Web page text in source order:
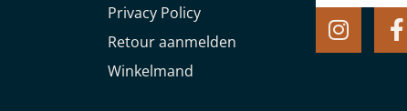
Privacy Policy
Retour aanmelden
Winkelmand